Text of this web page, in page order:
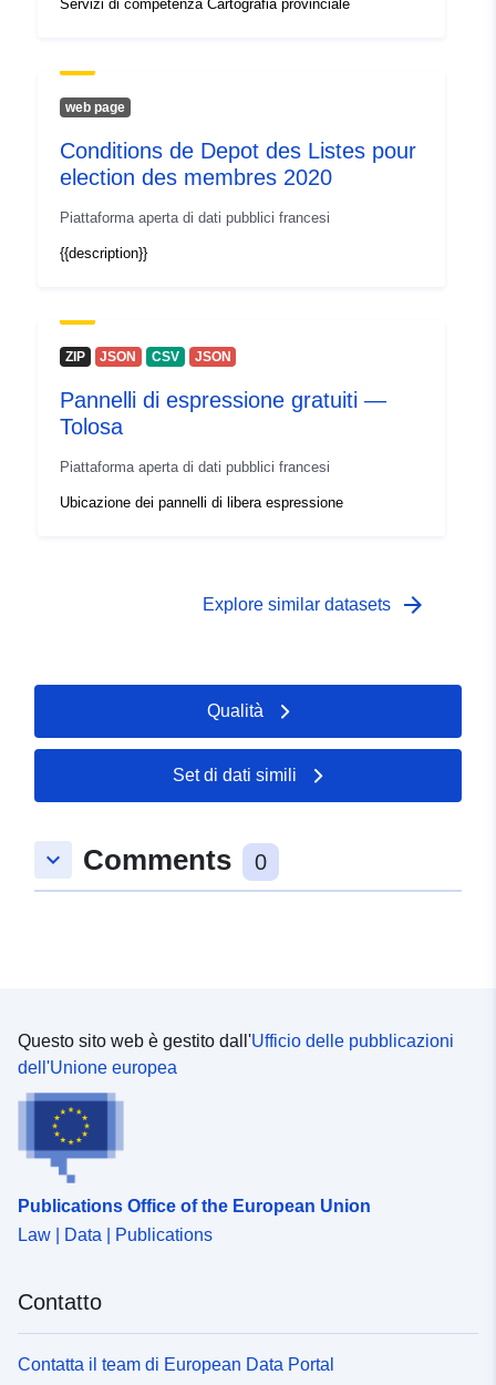
Coordinate:
Conforme a:
Risorsa:
https://www.opengis.net/def/crs/
Risorsa: http://www.isotc211.org/
known/genid/prov/
Identificatori:
C1421275-AC3F-413D-
Altri identificatori:
Copertura
31 December 1997
- 31 December 1998
Servizi di competenza Cartografia provinciale
web page
Conditions de Depot des Listes pour
election des membres 2020
Piattaforma aperta di dati pubblici francesi
{{description}}
ZIP JSON CSV JSON
Pannelli di espressione gratuiti —
Tolosa
Piattaforma aperta di dati pubblici francesi
Ubicazione dei pannelli di libera espressione
Explore similar datasets arrow_forward
Qualità
Set di dati simili
keyboard_arrow_down Comments 0
Questo sito web è gestito dall'Ufficio delle pubblicazioni
dell'Unione europea
Publications Office of the European Union
Law | Data | Publications
Contatto
Contatta il team di European Data Portal